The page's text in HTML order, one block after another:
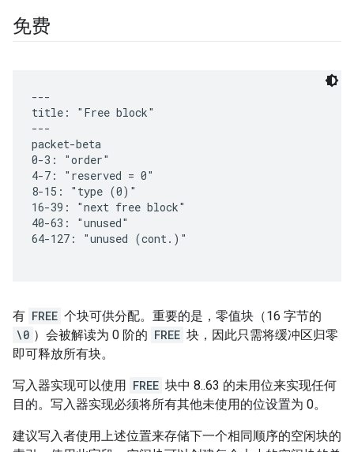
免费
有 FREE 个块可供分配。重要的是，零值块（16 字节的
\0 ）会被解读为 0 阶的 FREE 块，因此只需将缓冲区归零
即可释放所有块。
写入器实现可以使用 FREE 块中 8..63 的未用位来实现任何
目的。写入器实现必须将所有其他未使用的位设置为 0。
建议写入者使用上述位置来存储下一个相同顺序的空闲块的